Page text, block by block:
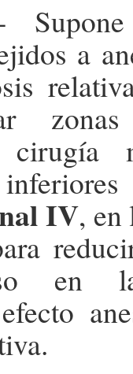
a
zonas
cirugía
IV, en
en